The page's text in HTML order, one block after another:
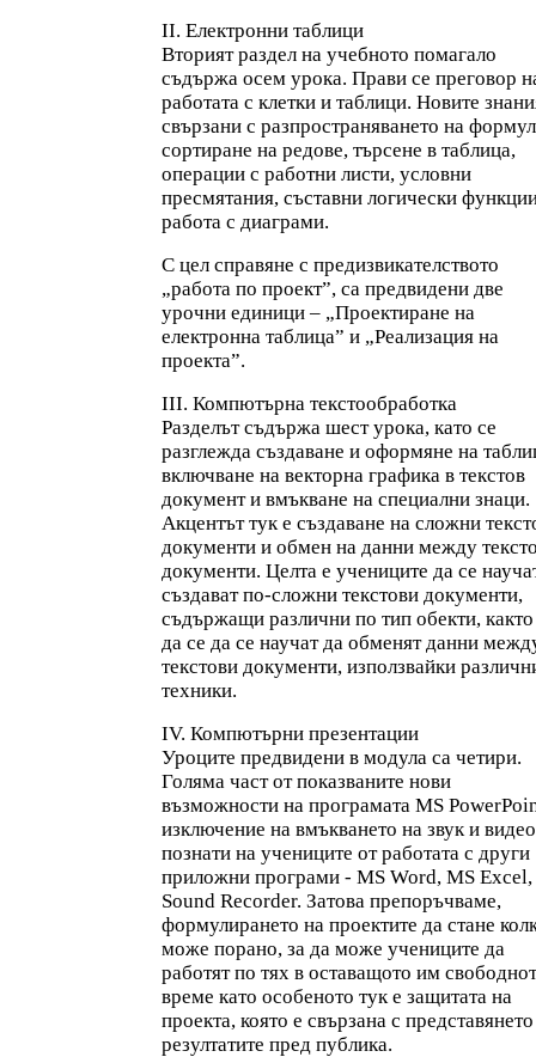
II. Електронни таблици
Вторият раздел на учебното помагало
съдържа осем урока. Прави се преговор
работата с клетки и таблици. Новите
свързани с разпространяването на
сортиране на редове, търсене в таблица,
операции с работни листи, условни
пресмятания, съставни логически
работа с диаграми.
С цел справяне с предизвикателството
„работа по проект”, са предвидени две
урочни единици – „Проектиране на
електронна таблица” и „Реализация на
проекта”.
III. Компютърна текстообработка
Разделът съдържа шест урока, като се
разглежда създаване и оформяне на
включване на векторна графика в текстов
документ и вмъкване на специални знаци.
Акцентът тук е създаване на сложни
документи и обмен на данни между
документи. Целта е учениците да се
създават по-сложни текстови документи,
съдържащи различни по тип обекти,
да се да се научат да обменят данни
текстови документи, използвайки
техники.
ІV. Компютърни презентации
Уроците предвидени в модула са четири.
Голяма част от показваните нови
възможности на програмата MS
изключение на вмъкването на звук и
познати на учениците от работата с други
приложни програми - MS Word, MS Excel,
Sound Recorder. Затова препоръчваме,
формулирането на проектите да стане
може по­рано, за да може учениците да
работят по тях в оставащото им
време като особеното тук е защитата на
проекта, която е свързана с
резултатите пред публика.